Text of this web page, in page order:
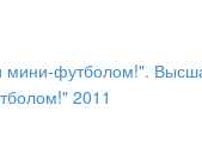
футболом!".
2011